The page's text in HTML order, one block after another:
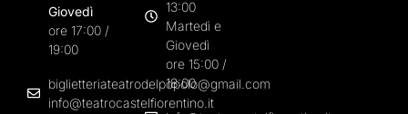
Giovedì
ore 17:00 /
19:00
biglietteriateatrodelpopolo@gmail.com
info@teatrocastelfiorentino.it
13:00
Martedì e
Giovedì
ore 15:00 /
18:00